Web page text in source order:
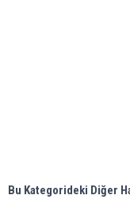
Bu Kategorideki Diğer